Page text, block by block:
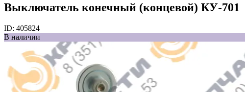
Выключатель конечный (концевой) КУ-701
ID: 405824
В наличии